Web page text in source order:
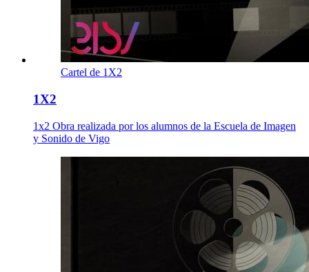
Cartel de 1X2
1X2
1x2 Obra realizada por los alumnos de la Escuela de Imagen
y Sonido de Vigo